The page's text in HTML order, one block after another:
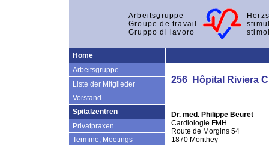
Arbeitsgruppe
Groupe de travail
Gruppo di lavoro
Home
Arbeitsgruppe
Liste der Mitglieder
Vorstand
Spitalzentren
Privatpraxen
Termine, Meetings
256 Hôpital Riviera
Dr. med. Philippe Beuret
Cardiologie FMH
Route de Morgins 54
1870 Monthey